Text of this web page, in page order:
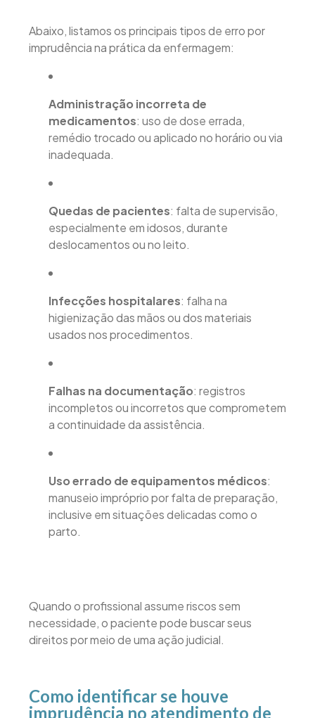
Abaixo, listamos os principais tipos de erro por
imprudência na prática da enfermagem:
Administração incorreta de
medicamentos: uso de dose errada,
remédio trocado ou aplicado no horário ou via
inadequada.
Quedas de pacientes: falta de supervisão,
especialmente em idosos, durante
deslocamentos ou no leito.
Infecções hospitalares: falha na
higienização das mãos ou dos materiais
usados nos procedimentos.
Falhas na documentação: registros
incompletos ou incorretos que comprometem
a continuidade da assistência.
Uso errado de equipamentos médicos:
manuseio impróprio por falta de preparação,
inclusive em situações delicadas como o
parto.
Quando o profissional assume riscos sem
necessidade, o paciente pode buscar seus
direitos por meio de uma ação judicial.
Como identificar se houve
imprudência no atendimento de